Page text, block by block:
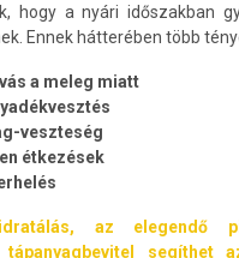
hogy a nyári időszakban
Ennek hátterében több
a meleg miatt
veszteség
étkezések
az elegendő
tápanyagbevitel segíthet